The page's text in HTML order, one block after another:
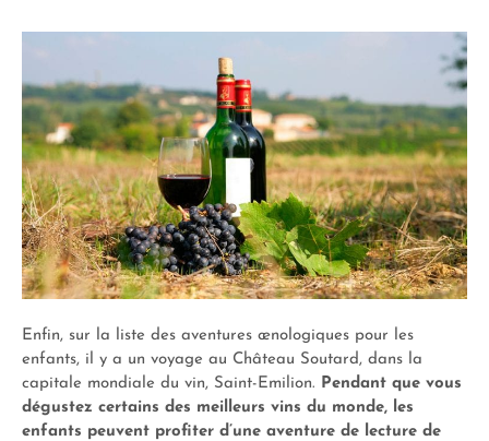
Enfin, sur la liste des aventures œnologiques pour les
enfants, il y a un voyage au Château Soutard, dans la
capitale mondiale du vin, Saint-Emilion. Pendant que vous
dégustez certains des meilleurs vins du monde, les
enfants peuvent profiter d’une aventure de lecture de